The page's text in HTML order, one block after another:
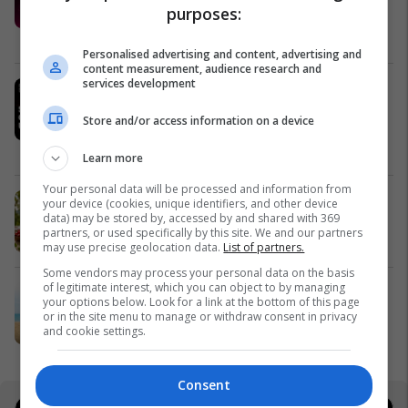
profesional
IPKO, Sponsor i Artë i DokuFest
frymëzon gjeneratën e re të
Pashtetat MEKA - zgjedhje praktike
për mëngjes, piknik dhe rrugë
MEKA HALAL FOOD
A po don me rrnu n’deti? Kursimet
mund t’ju sjellin një banesë
purposes:
Personalised advertising and content, advertising and
content measurement, audience research and
services development
Store and/or access information on a device
Learn more
Your personal data will be processed and information from
your device (cookies, unique identifiers, and other device
data) may be stored by, accessed by and shared with 369
partners, or used specifically by this site. We and our partners
may use precise geolocation data. List of partners.
Some vendors may process your personal data on the basis
of legitimate interest, which you can object to by managing
your options below. Look for a link at the bottom of this page
or in the site menu to manage or withdraw consent in privacy
and cookie settings.
Consent